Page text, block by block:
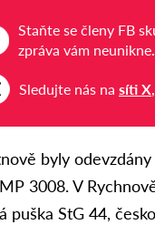
Staňte se členy FB
zpráva vám neunikne.
Sledujte nás nasíti X
byly
3008. V
puška StG 44,